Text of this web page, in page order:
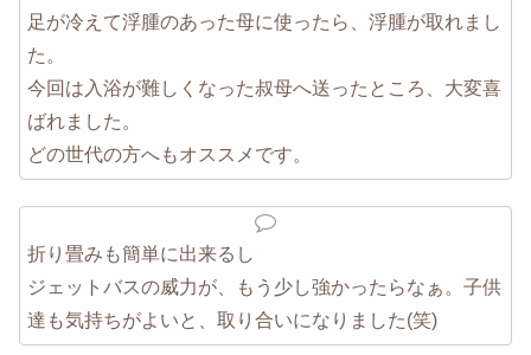
足が冷えて浮腫のあった母に使ったら、浮腫が取れまし
た。
今回は入浴が難しくなった叔母へ送ったところ、大変喜
ばれました。
どの世代の方へもオススメです。
折り畳みも簡単に出来るし
ジェットバスの威力が、もう少し強かったらなぁ。子供
達も気持ちがよいと、取り合いになりました(笑)